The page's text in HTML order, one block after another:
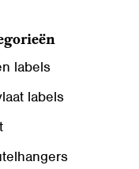
labels
labels